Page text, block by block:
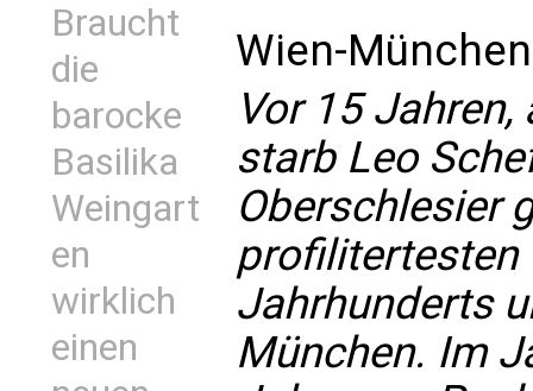
Braucht
die
barocke
Basilika
Weingart
en
wirklich
einen
Wien-
Vor 15
starb Leo
Oberschlesier
profilitertesten
Jahrhunderts
München. Im